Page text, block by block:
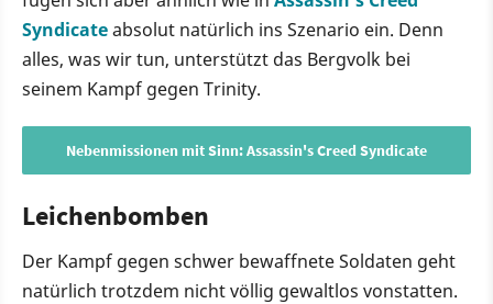
Syndicateabsolut natürlich ins Szenario ein. Denn
alles, was wir tun, unterstützt das Bergvolk bei
seinem Kampf gegen Trinity.
Nebenmissionen mit Sinn: Assassin's Creed Syndicate
Leichenbomben
Der Kampf gegen schwer bewaffnete Soldaten geht
natürlich trotzdem nicht völlig gewaltlos vonstatten.